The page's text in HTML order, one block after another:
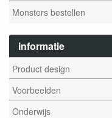
Monsters bestellen
informatie
Product design
Voorbeelden
Onderwijs